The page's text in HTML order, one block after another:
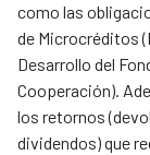
como las
de Microcréditos
Desarrollo del
Cooperación).
los retornos
dividendos) que